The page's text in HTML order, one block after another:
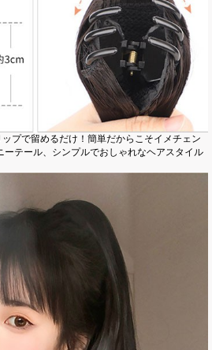
プで留めるだけ！簡単だからこそイメチェン
ーテール、シンプルでおしゃれなヘアスタイル